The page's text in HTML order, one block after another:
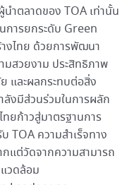
ำตลาดของ TOA เท่านั้น
การยกระดับ Green
งไทย ด้วยการพัฒนา
สวยงาม ประสิทธิภาพ
และผลกระทบต่อสิ่ง
งมีส่วนร่วมในการผลัก
ทยก้าวสู่มาตรฐานการ
บ TOA ความสำเร็จทาง
แต่วัดจากความสามารถ
วดล้อม